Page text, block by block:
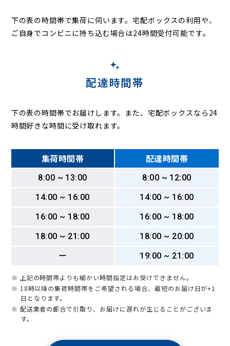
下の表の時間帯で集荷に伺います。宅配ボックスの利用や、
ご自身でコンビニに持ち込む場合は24時間受付可能です。
配達時間帯
下の表の時間帯でお届けします。また、宅配ボックスなら24
時間好きな時間に受け取れます。
集荷時間帯 配達時間帯
8:00 ~ 13:00
8:00 ~ 12:00
14:00 ~ 16:00
14:00 ~ 16:00
16:00 ~ 18:00
16:00 ~ 18:00
18:00 ~ 21:00
18:00 ~ 20:00
ー
19:00 ~ 21:00
※ 上記の時間帯よりも細かい時間指定はお受けできません。
※ 18時以降の集荷時間帯をご希望される場合、最短のお届け日が+1
日となります。
※ 配送業者の都合で引取り、お届けに遅れが生じることがございま
す。